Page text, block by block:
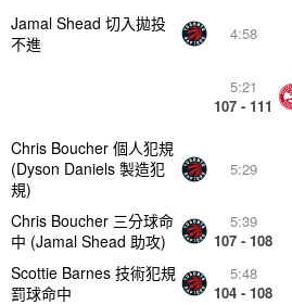
5:48
104 - 108
Scottie Barnes 技術犯規
罰球命中
5:39
107 - 108
Chris Boucher 三分球命
中 (Jamal Shead 助攻)
5:29
Chris Boucher 個人犯規
(Dyson Daniels 製造犯
規)
5:21
107 - 111
4:58
Jamal Shead 切入拋投
不進